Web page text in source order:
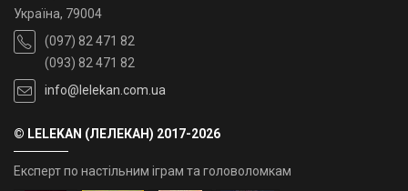
Україна, 79004
(097) 82 471 82
(093) 82 471 82
info@lelekan.com.ua
© LELEKAN (ЛЕЛЕКАН) 2017-2026
Експерт по настільним іграм та головоломкам